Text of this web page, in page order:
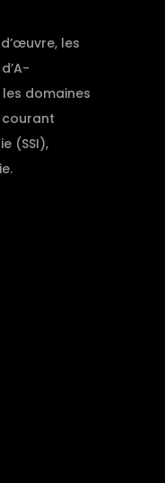
les
domaines
(SSI),